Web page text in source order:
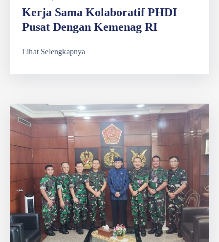
Kerja Sama Kolaboratif PHDI
Pusat Dengan Kemenag RI
Lihat Selengkapnya